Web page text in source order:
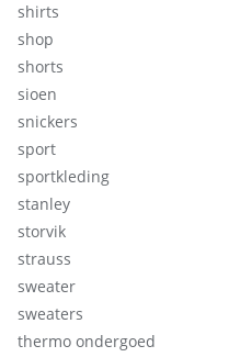
shirts
shop
shorts
sioen
snickers
sport
sportkleding
stanley
storvik
strauss
sweater
sweaters
thermo ondergoed